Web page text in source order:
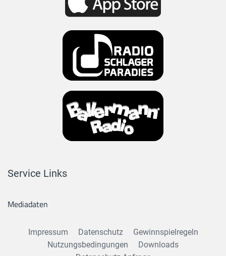
Service Links
Mediadaten
Impressum Datenschutz
Gewinnspielregeln
Nutzungsbedingungen
Downloads